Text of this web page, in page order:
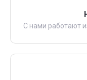
С нами работают